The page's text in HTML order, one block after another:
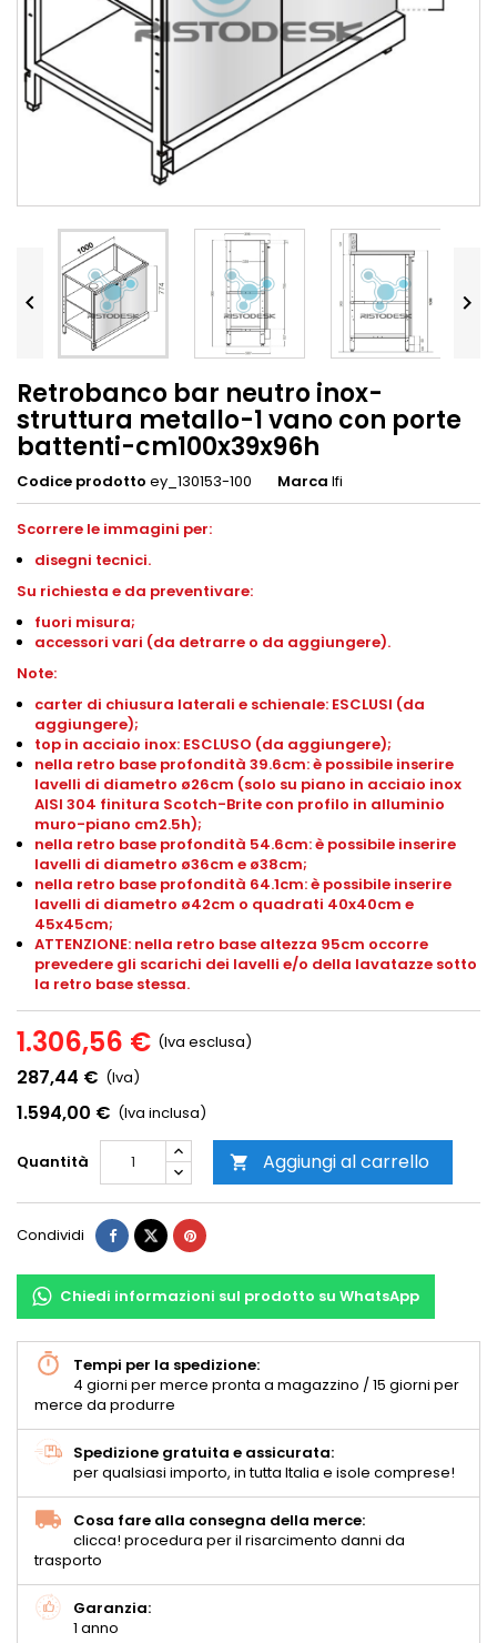
 
Retrobanco bar neutro inox-
struttura metallo-1 vano con porte
battenti-cm100x39x96h
Codice prodotto ey_130153-100 Marca Ifi
Scorrere le immagini per:
disegni tecnici.
Su richiesta e da preventivare:
fuori misura;
accessori vari (da detrarre o da aggiungere).
Note:
carter di chiusura laterali e schienale: ESCLUSI (da
aggiungere);
top in acciaio inox: ESCLUSO (da aggiungere);
nella retro base profondità 39.6cm: è possibile inserire
lavelli di diametro ø26cm (solo su piano in acciaio inox
AISI 304 finitura Scotch-Brite con profilo in alluminio
muro-piano cm2.5h);
nella retro base profondità 54.6cm: è possibile inserire
lavelli di diametro ø36cm e ø38cm;
nella retro base profondità 64.1cm: è possibile inserire
lavelli di diametro ø42cm o quadrati 40x40cm e
45x45cm;
ATTENZIONE: nella retro base altezza 95cm occorre
prevedere gli scarichi dei lavelli e/o della lavatazze sotto
la retro base stessa.
1.306,56 € (Iva esclusa)
287,44 € (Iva)
1.594,00 € (Iva inclusa)
Quantità  Aggiungi al carrello
Condividi
Chiedi informazioni sul prodotto su WhatsApp
Tempi per la spedizione:
4 giorni per merce pronta a magazzino / 15 giorni per
merce da produrre
Spedizione gratuita e assicurata:
per qualsiasi importo, in tutta Italia e isole comprese!
Cosa fare alla consegna della merce:
clicca! procedura per il risarcimento danni da
trasporto
Garanzia:
1 anno